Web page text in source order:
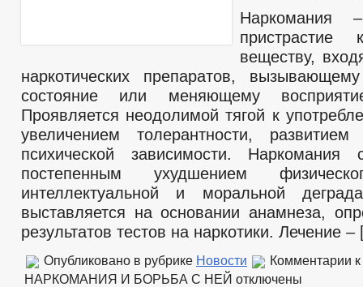
Наркомания
пристрастие
веществу,
наркотических препаратов,
состояние или меняющему
Проявляется неодолимой тягой к
увеличением толерантности,
психической зависимости. Наркомания
постепенным ухудшением
интеллектуальной и моральной
выставляется на основании анамнеза,
результатов тестов на наркотики. Лечение
Опубликовано в рубрике Новости Комментарии
НАРКОМАНИЯ И БОРЬБА С НЕЙ отключены